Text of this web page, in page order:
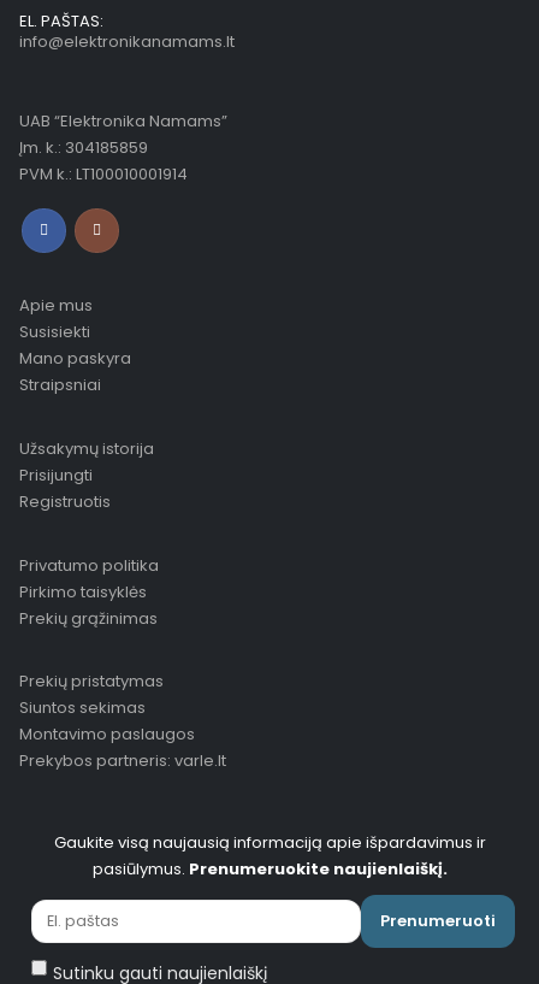
EL. PAŠTAS:
info@elektronikanamams.lt
UAB “Elektronika Namams”
Įm. k.: 304185859
PVM k.: LT100010001914
Apie mus
Susisiekti
Mano paskyra
Straipsniai
Užsakymų istorija
Prisijungti
Registruotis
Privatumo politika
Pirkimo taisyklės
Prekių grąžinimas
Prekių pristatymas
Siuntos sekimas
Montavimo paslaugos
Prekybos partneris: varle.lt
Gaukite visą naujausią informaciją apie išpardavimus ir
pasiūlymus. Prenumeruokite naujienlaiškį.
Prenumeruoti
Sutinku gauti naujienlaiškį